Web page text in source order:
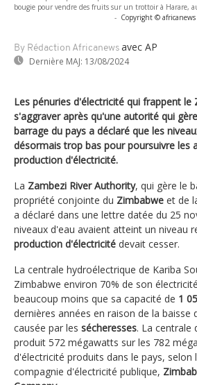
bougie pour vendre des fruits sur un trottoir à Harare,
- Copyright © africanews
By Rédaction Africanews avec AP
Dernière MAJ: 13/08/2024
Les pénuries d'électricité qui frappent le
s'aggraver après qu'une autorité qui
barrage du pays a déclaré que les
désormais trop bas pour poursuivre les
production d'électricité.
La Zambezi River Authority, qui gère le
propriété conjointe du Zimbabwe et de
a déclaré dans une lettre datée du 25
niveaux d'eau avaient atteint un niveau
production d'électricité devait cesser.
La centrale hydroélectrique de Kariba
Zimbabwe environ 70% de son
beaucoup moins que sa capacité de 1
dernières années en raison de la baisse
causée par les sécheresses. La centrale
produit 572 mégawatts sur les 782
d'électricité produits dans le pays, selon
compagnie d'électricité publique,